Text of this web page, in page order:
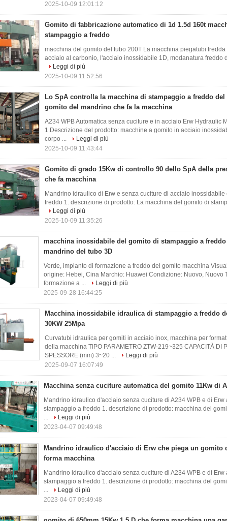
2025-10-09 12:01:12
Gomito di fabbricazione automatico di 1d 1.5d 160t
stampaggio a freddo
macchina del gomito del tubo 200T La macchina piegatubi
acciaio al carbonio, l'acciaio inossidabile 1D, modanatura freddo
Leggi di più
2025-10-09 11:52:56
Lo SpA controlla la macchina di stampaggio a freddo
gomito del mandrino che fa la macchina
A234 WPB Automatica senza cuciture e in acciaio Erw Hydraulic
1.Descrizione del prodotto: macchine a gomito in acciaio
corpo ...
Leggi di più
2025-10-09 11:43:44
Gomito di grado 15Kw di controllo 90 dello SpA della
che fa macchina
Mandrino idraulico di Erw e senza cuciture di acciaio
freddo 1. descrizione di prodotto: La macchina del gomito di
Leggi di più
2025-10-09 11:35:26
macchina inossidabile del gomito di stampaggio a freddo
mandrino del tubo 3D
Verde, impianto di formazione a freddo del gomito macchina
origine: Hebei, Cina Marchio: Huawei Condizione: Nuovo, Nuovo
formazione a ...
Leggi di più
2025-09-28 16:44:25
Macchina inossidabile idraulica di stampaggio a freddo
30KW 25Mpa
Curvatubi idraulica per gomiti in acciaio inox, macchina per
della macchina TIPO PARAMETRO ZTW-219~325 CAPACITÀ DI
SPESSORE (mm) 3~20 ...
Leggi di più
2025-09-07 16:07:49
Macchina senza cuciture automatica del gomito 11Kw di
Mandrino idraulico d'acciaio senza cuciture di A234 WPB e di
stampaggio a freddo 1. descrizione di prodotto: macchina del
...
Leggi di più
2023-04-07 09:49:48
Mandrino idraulico d'acciaio di Erw che piega un gomito
forma macchina
Mandrino idraulico d'acciaio senza cuciture di A234 WPB e di
stampaggio a freddo 1. descrizione di prodotto: macchina del
...
Leggi di più
2023-04-07 09:49:48